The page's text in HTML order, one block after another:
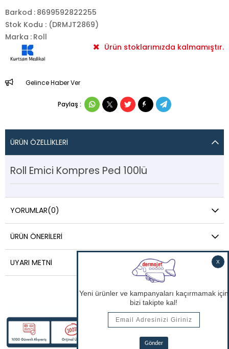
Barkod : 8699592822255
Stok Kodu
(DRMJT2869)
Ürün stoklarımızda kalmamıştır.
Marka : Roll
Gelince Haber Ver
Paylaş :
ÜRÜN ÖZELLIKLERI
Roll Emici Kompres Ped 100lü
YORUMLAR(0)
ÜRÜN ÖNERILERI
UYARI METNI